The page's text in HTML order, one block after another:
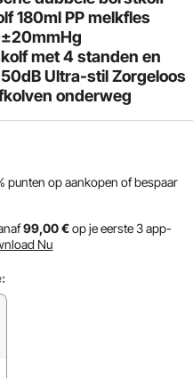
180ml PP melkfles
met 4 standen en
Ultra-stil Zorgeloos
onderweg
punten op aankopen of bespaar
99,00 €op je eerste 3 app-
Nu